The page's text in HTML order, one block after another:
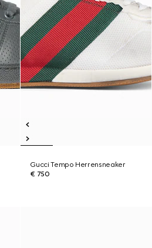
Gucci Tempo Herrensneaker
€ 750